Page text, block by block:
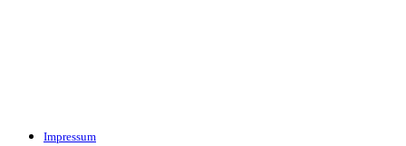
Impressum